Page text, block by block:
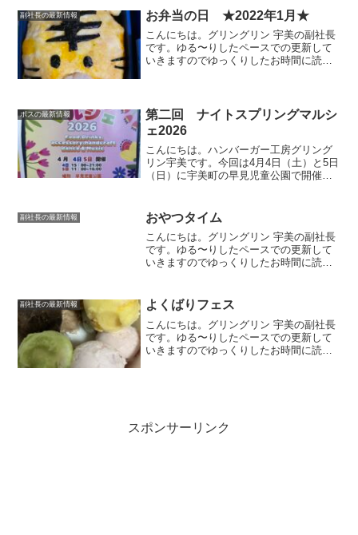
い年になりますように😊最...
副社長の最新情報 お弁当の日 ★2022年1月★
こんにちは。グリングリン 宇美の副社長
です。ゆる〜りしたペースでの更新して
いきますのでゆっくりしたお時間に読ん
弁当は「トラ弁当🐯」縁起...
ボスの最新情報
第二回 ナイトスプリングマルシ
ェ2026
こんにちは。ハンバーガー工房グリング
リン宇美です。今回は4月4日（土）と5日
（日）に宇美町の早見児童公園で開催さ
ステージイベントや飲食ブース等々盛り
だくさんのマルシェの...
副社長の最新情報 おやつタイム
こんにちは。グリングリン 宇美の副社長
です。ゆる〜りしたペースでの更新して
いきますのでゆっくりしたお時間に読ん
お客様からお菓子をいただきました😊コ
ーヒー☕と一緒にいただ...
副社長の最新情報 よくばりフェス
こんにちは。グリングリン 宇美の副社長
です。ゆる〜りしたペースでの更新して
いきますのでゆっくりしたお時間に読ん
スポンサーリンク